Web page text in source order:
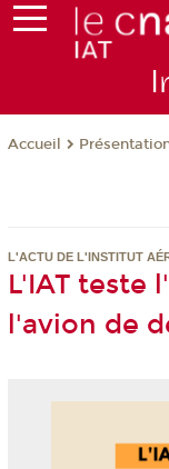
Accueil
L'ACTU DE L'INSTITUT
L'IAT teste
l'avion de